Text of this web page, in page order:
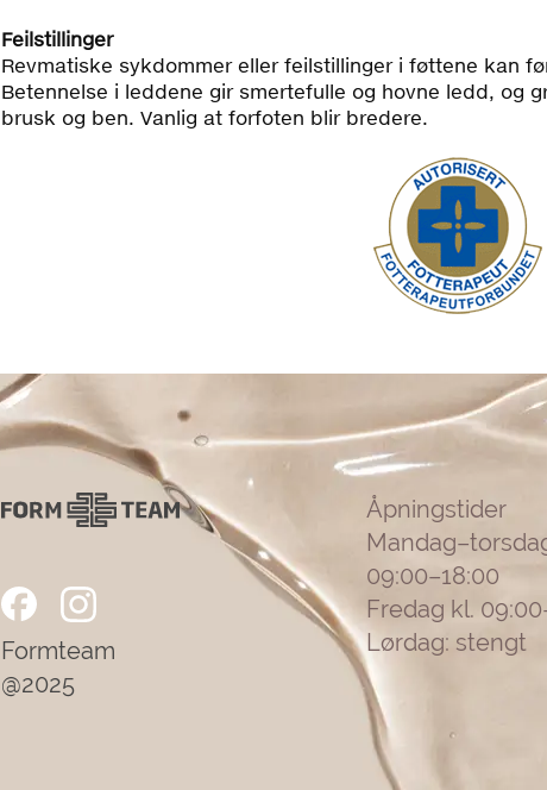
Feilstillinger
Revmatiske sykdommer eller feilstillinger i føttene kan
Betennelse i leddene gir smertefulle og hovne ledd, og
brusk og ben. Vanlig at forfoten blir bredere.
Formteam
@2025
Åpningstider
09:00–18:00
Fredag kl.
Lørdag: stengt